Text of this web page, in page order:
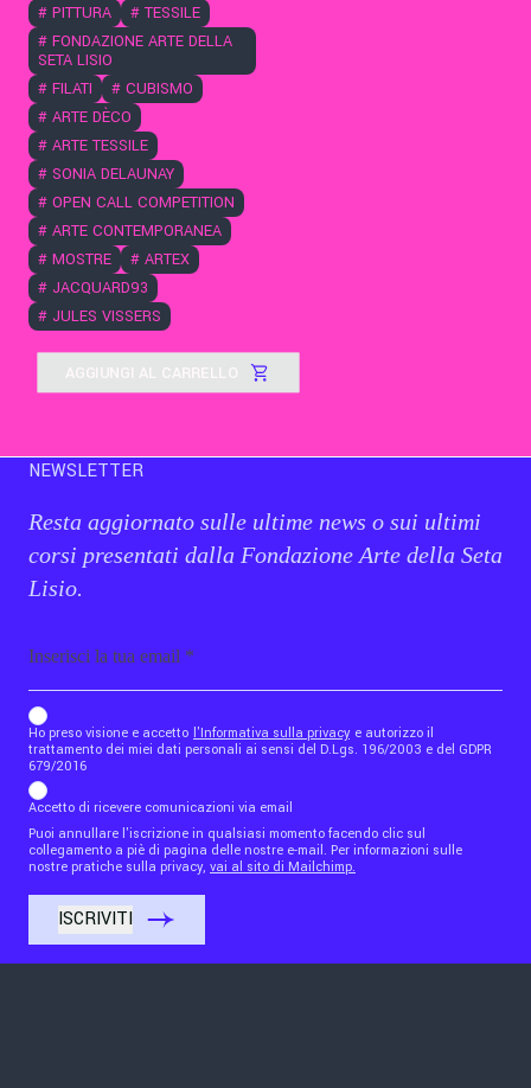
# PITTURA # TESSILE
# FONDAZIONE ARTE DELLA
SETA LISIO
# FILATI # CUBISMO
# ARTE DÈCO
# ARTE TESSILE
# SONIA DELAUNAY
# OPEN CALL COMPETITION
# ARTE CONTEMPORANEA
# MOSTRE # ARTEX
# JACQUARD93
# JULES VISSERS
AGGIUNGI AL CARRELLO
NEWSLETTER
Resta aggiornato sulle ultime news o sui ultimi
corsi presentati dalla Fondazione Arte della Seta
Lisio.
b_b43a7bd9734c7124b3be52921_1911023b36
Ho preso visione e accetto l'Informativa sulla privacy e autorizzo il
trattamento dei miei dati personali ai sensi del D.Lgs. 196/2003 e del GDPR
679/2016
Accetto di ricevere comunicazioni via email
Puoi annullare l'iscrizione in qualsiasi momento facendo clic sul
collegamento a piè di pagina delle nostre e-mail. Per informazioni sulle
nostre pratiche sulla privacy, vai al sito di Mailchimp.